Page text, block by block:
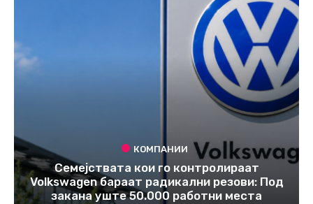
КОМПАНИИ
Семејствата кои го контролираат
Volkswagen бараат радикални резови: Под
закана уште 50.000 работни места